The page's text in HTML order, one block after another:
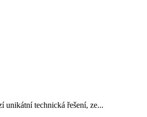
unikátní technická řešení, ze...